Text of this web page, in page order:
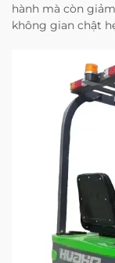
hành mà còn
không gian chật